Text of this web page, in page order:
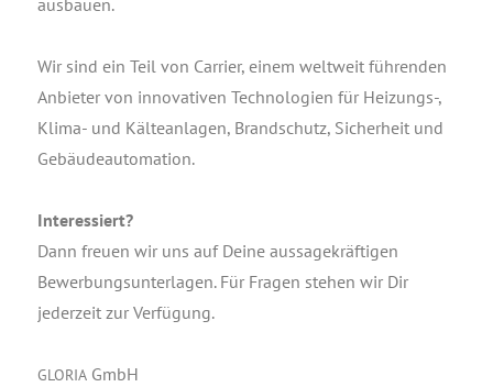
ausbauen.
Wir sind ein Teil von Car­ri­er, einem welt­weit füh­ren­den
Anbie­ter von inno­va­ti­ven Tech­no­lo­gien für Heizungs‑,
Kli­ma- und Käl­te­an­la­gen, Brand­schutz, Sicher­heit und
Gebäudeautomation.
Inter­es­siert?
Dann freu­en wir uns auf Dei­ne aus­sa­ge­kräf­ti­gen
Bewer­bungs­un­ter­la­gen. Für Fra­gen ste­hen wir Dir
jeder­zeit zur Verfügung.
GLORIA GmbH